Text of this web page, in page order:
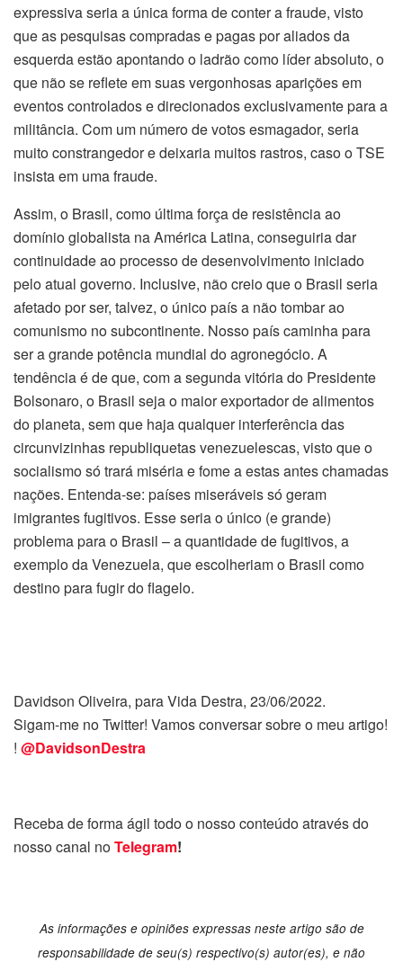
expressiva seria a única forma de conter a fraude, visto
que as pesquisas compradas e pagas por aliados da
esquerda estão apontando o ladrão como líder absoluto, o
que não se reflete em suas vergonhosas aparições em
eventos controlados e direcionados exclusivamente para a
militância. Com um número de votos esmagador, seria
muito constrangedor e deixaria muitos rastros, caso o TSE
insista em uma fraude.
Assim, o Brasil, como última força de resistência ao
domínio globalista na América Latina, conseguiria dar
continuidade ao processo de desenvolvimento iniciado
pelo atual governo. Inclusive, não creio que o Brasil seria
afetado por ser, talvez, o único país a não tombar ao
comunismo no subcontinente. Nosso país caminha para
ser a grande potência mundial do agronegócio. A
tendência é de que, com a segunda vitória do Presidente
Bolsonaro, o Brasil seja o maior exportador de alimentos
do planeta, sem que haja qualquer interferência das
circunvizinhas republiquetas venezuelescas, visto que o
socialismo só trará miséria e fome a estas antes chamadas
nações. Entenda-se: países miseráveis só geram
imigrantes fugitivos. Esse seria o único (e grande)
problema para o Brasil – a quantidade de fugitivos, a
exemplo da Venezuela, que escolheriam o Brasil como
destino para fugir do flagelo.
Davidson Oliveira, para Vida Destra, 23/06/2022.
Sigam-me no Twitter! Vamos conversar sobre o meu artigo!
! @DavidsonDestra
Receba de forma ágil todo o nosso conteúdo através do
nosso canal noTelegram!
As informações e opiniões expressas neste artigo são de
responsabilidade de seu(s) respectivo(s) autor(es), e não